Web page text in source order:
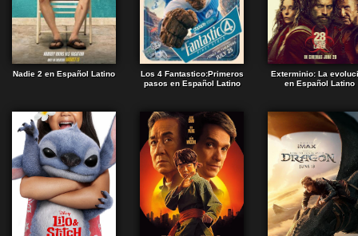
Nadie 2 en Español Latino
Los 4 Fantastico:Primeros
pasos en Español Latino
Exterminio: La
en Español Latino